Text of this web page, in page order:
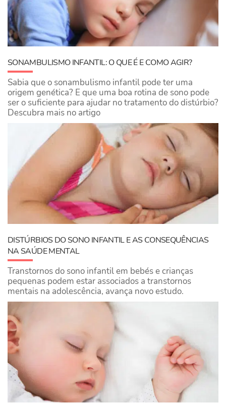
SONAMBULISMO INFANTIL: O QUE É E COMO AGIR?
Sabia que o sonambulismo infantil pode ter uma
origem genética? E que uma boa rotina de sono pode
ser o suficiente para ajudar no tratamento do distúrbio?
Descubra mais no artigo
DISTÚRBIOS DO SONO INFANTIL E AS CONSEQUÊNCIAS
NA SAÚDE MENTAL
Transtornos do sono infantil em bebés e crianças
pequenas podem estar associados a transtornos
mentais na adolescência, avança novo estudo.